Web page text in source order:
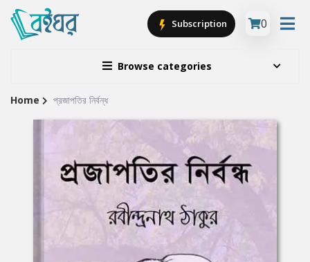
Browse categories
Subscription 0
Site
Breadcrumb
Home প্রজাপতির নির্বন্ধ